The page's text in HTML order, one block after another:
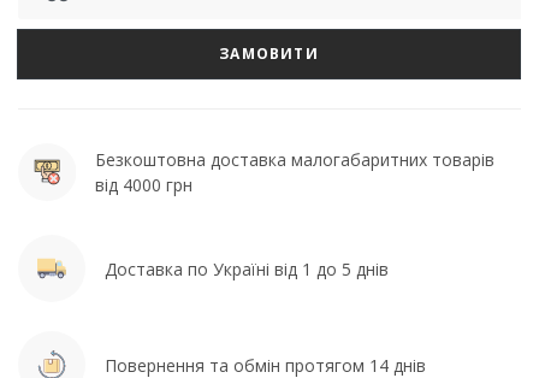
ЗАМОВИТИ
Безкоштовна доставка малогабаритних товарів
від 4000 грн
Доставка по Україні від 1 до 5 днів
Повернення та обмін протягом 14 днів